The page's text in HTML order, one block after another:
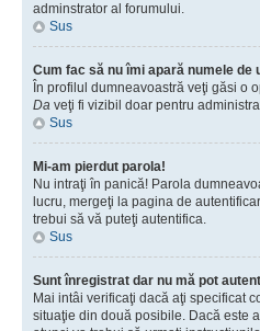
adminstrator al forumului.
Sus
Cum fac să nu îmi apară numele
În profilul dumneavoastră veţi găsi o
Da veţi fi vizibil doar pentru
Sus
Mi-am pierdut parola!
Nu intraţi în panică! Parola
lucru, mergeţi la pagina de
trebui să vă puteţi autentifica.
Sus
Sunt înregistrat dar nu mă pot
Mai intâi verificaţi dacă aţi specificat
situaţie din două posibile. Dacă este